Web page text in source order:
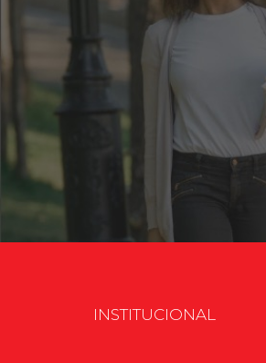
INSTITUCIONAL